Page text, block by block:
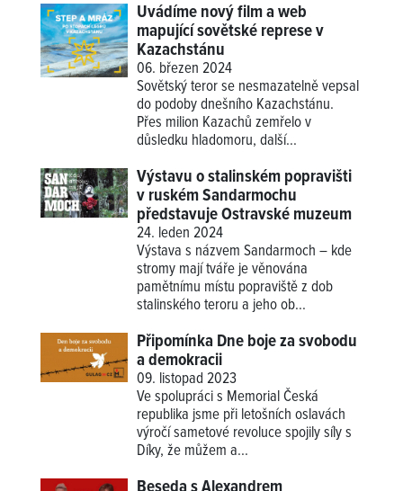
Uvádíme nový film a web
mapující sovětské represe v
Kazachstánu
06. březen 2024
Sovětský teror se nesmazatelně vepsal
do podoby dnešního Kazachstánu.
Přes milion Kazachů zemřelo v
důsledku hladomoru, další...
Výstavu o stalinském popravišti
v ruském Sandarmochu
představuje Ostravské muzeum
24. leden 2024
Výstava s názvem Sandarmoch – kde
stromy mají tváře je věnována
pamětnímu místu popraviště z dob
stalinského teroru a jeho ob...
Připomínka Dne boje za svobodu
a demokracii
09. listopad 2023
Ve spolupráci s Memorial Česká
republika jsme při letošních oslavách
výročí sametové revoluce spojily síly s
Díky, že můžem a...